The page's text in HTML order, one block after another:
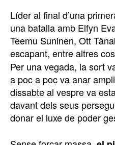
Líder al final d’una
una batalla amb Elfyn
Teemu Suninen, Ott
escapant, entre altres
Per una vegada, la sort
a poc a poc va anar
dissabte al vespre va
davant dels seus
donar el luxe de poder